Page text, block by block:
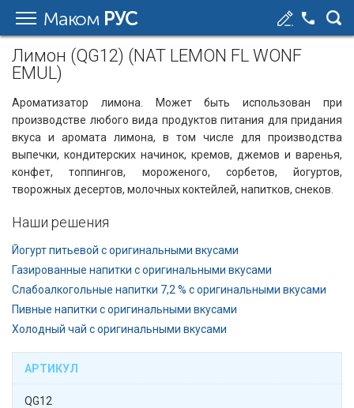
Маком РУС
Лимон (QG12) (NAT LEMON FL WONF
EMUL)
Aроматизатор лимона. Может быть использован при
производстве любого вида продуктов питания для придания
вкуса и аромата лимона, в том числе для производства
выпечки, кондитерских начинок, кремов, джемов и варенья,
конфет, топпингов, мороженого, сорбетов, йогуртов,
творожных десертов, молочных коктейлей, напитков, снеков.
Наши решения
Йогурт питьевой с оригинальными вкусами
Газированные напитки с оригинальными вкусами
Слабоалкогольные напитки 7,2 % с оригинальными вкусами
Пивные напитки с оригинальными вкусами
Холодный чай с оригинальными вкусами
АРТИКУЛ
QG12